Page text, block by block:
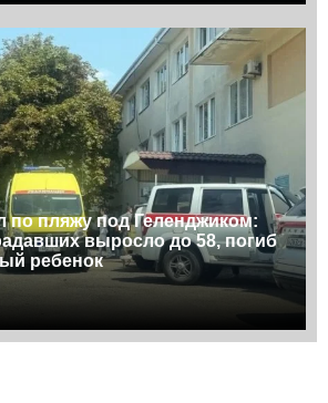
по пляжу под Геленджиком:
выросло до 58, погиб
ребенок